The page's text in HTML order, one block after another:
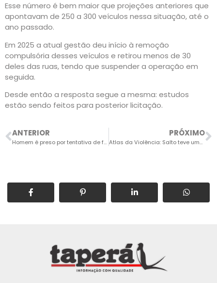
Esse número é bem maior que projeções anteriores que
apontavam de 250 a 300 veículos nessa situação, até o
ano passado.
Em 2025 a atual gestão deu início à remoção
compulsória desses veículos e retirou menos de 30
deles das ruas, tendo que suspender a operação em
seguida.
Desde então a resposta segue a mesma: estudos
estão sendo feitos para posterior licitação.
ANTERIOR
Homem é preso por tentativa de feminicídio após cravar pino na cabeça de mulher
PRÓXIMO
Atlas da Violência: Salto teve uma das menores taxas de homicídios do país em 2024